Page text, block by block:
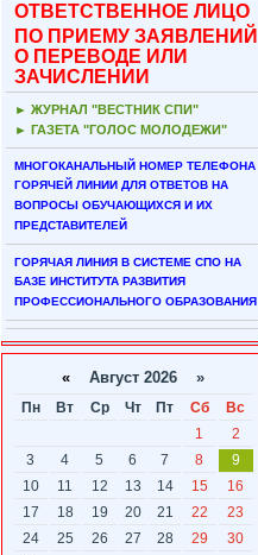
ОТВЕТСТВЕННОЕ ЛИЦО
ПО ПРИЕМУ ЗАЯВЛЕНИЙ
О ПЕРЕВОДЕ ИЛИ
ЗАЧИСЛЕНИИ
► ЖУРНАЛ "ВЕСТНИК СПИ"
► ГАЗЕТА "ГОЛОС МОЛОДЕЖИ"
МНОГОКАНАЛЬНЫЙ НОМЕР ТЕЛЕФОНА
ГОРЯЧЕЙ ЛИНИИ ДЛЯ ОТВЕТОВ НА
ВОПРОСЫ ОБУЧАЮЩИХСЯ И ИХ
ПРЕДСТАВИТЕЛЕЙ
ГОРЯЧАЯ ЛИНИЯ В СИСТЕМЕ СПО НА
БАЗЕ ИНСТИТУТА РАЗВИТИЯ
ПРОФЕССИОНАЛЬНОГО ОБРАЗОВАНИЯ
« Август 2026 »
Пн Вт Ср Чт Пт Сб
Вс
1
2
3
4 5 6 7 8
9
10
11 12 13 14 15
16
17
18 19 20 21 22
23
24
25 26 27 28 29
30